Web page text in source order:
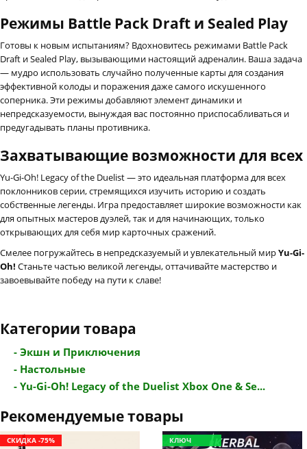
Режимы Battle Pack Draft и Sealed Play
Готовы к новым испытаниям? Вдохновитесь режимами Battle Pack
Draft и Sealed Play, вызывающими настоящий адреналин. Ваша задача
— мудро использовать случайно полученные карты для создания
эффективной колоды и поражения даже самого искушенного
соперника. Эти режимы добавляют элемент динамики и
непредсказуемости, вынуждая вас постоянно приспосабливаться и
предугадывать планы противника.
Захватывающие возможности для всех
Yu-Gi-Oh! Legacy of the Duelist — это идеальная платформа для всех
поклонников серии, стремящихся изучить историю и создать
собственные легенды. Игра предоставляет широкие возможности как
для опытных мастеров дуэлей, так и для начинающих, только
открывающих для себя мир карточных сражений.
Смелее погружайтесь в непредсказуемый и увлекательный мирYu-Gi-
Oh! Станьте частью великой легенды, оттачивайте мастерство и
завоевывайте победу на пути к славе!
Категории товара
- Экшн и Приключения
- Настольные
- Yu-Gi-Oh! Legacy of the Duelist Xbox One & Se...
Рекомендуемые товары
СКИДКА -75%
КЛЮЧ